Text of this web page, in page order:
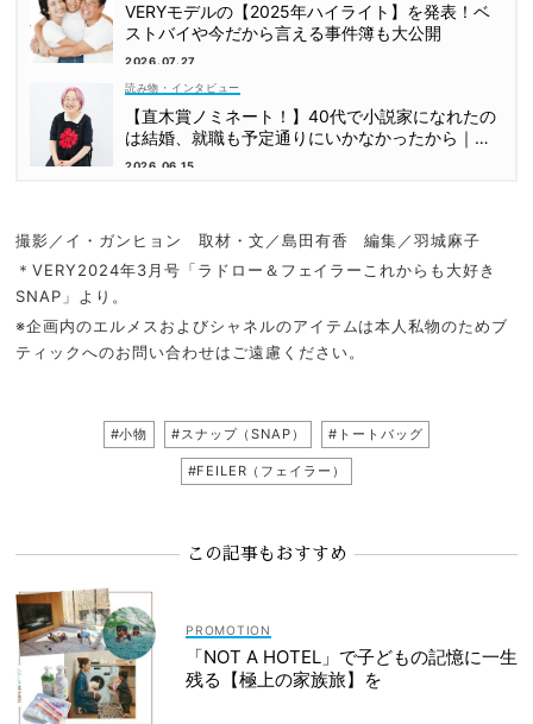
VERYモデルの【2025年ハイライト】を発表！ベ
ストバイや今だから言える事件簿も大公開
2026.07.27
読み物・インタビュー
【直木賞ノミネート！】40代で小説家になれたの
は結婚、就職も予定通りにいかなかったから｜朝
倉かすみさん
2026.06.15
撮影／イ・ガンヒョン 取材・文／島田有香 編集／羽城麻子
＊VERY2024年3月号「ラドロー＆フェイラーこれからも大好き
SNAP」より。
※企画内のエルメスおよびシャネルのアイテムは本人私物のためブ
ティックへのお問い合わせはご遠慮ください。
#小物 #スナップ（SNAP） #トートバッグ
#FEILER（フェイラー）
この記事もおすすめ
「NOT A HOTEL」で子どもの記憶に一生
残る【極上の家族旅】を